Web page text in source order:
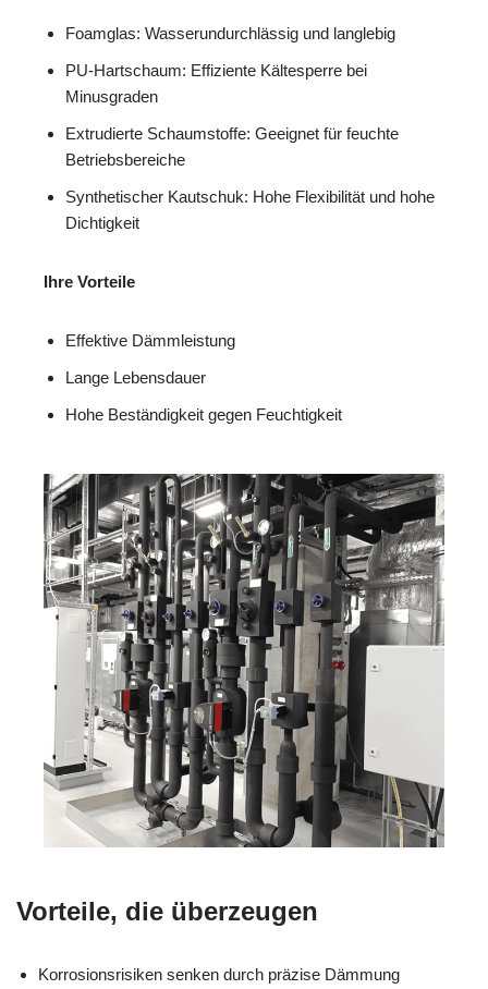
Foamglas: Wasserundurchlässig und langlebig
PU-Hartschaum: Effiziente Kältesperre bei
Minusgraden
Extrudierte Schaumstoffe: Geeignet für feuchte
Betriebsbereiche
Synthetischer Kautschuk: Hohe Flexibilität und hohe
Dichtigkeit
Ihre Vorteile
Effektive Dämmleistung
Lange Lebensdauer
Hohe Beständigkeit gegen Feuchtigkeit
Vorteile, die überzeugen
Korrosionsrisiken senken durch präzise Dämmung